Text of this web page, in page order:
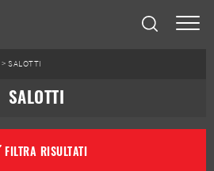
>SALOTTI
SALOTTI
FILTRA RISULTATI